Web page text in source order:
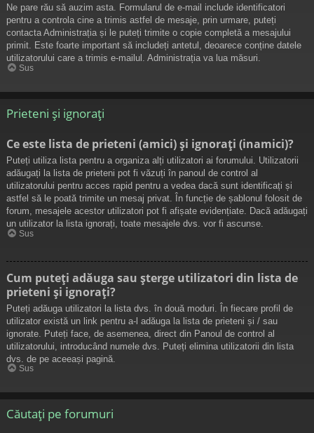
Ne pare rău să auzim asta. Formularul de e-mail include identificatori
pentru a controla cine a trimis astfel de mesaje, prin urmare, puteți
contacta Administrația și le puteți trimite o copie completă a mesajului
primit. Este foarte important să includeți antetul, deoarece conține datele
utilizatorului care a trimis e-mailul. Administrația va lua măsuri.
Sus
Prieteni și ignorați
Ce este lista de prieteni (amici) și ignorați (inamici)?
Puteți utiliza lista pentru a organiza alți utilizatori ai forumului. Utilizatorii
adăugați la lista de prieteni pot fi văzuți în panoul de control al
utilizatorului pentru acces rapid pentru a vedea dacă sunt identificați și
astfel să le poată trimite un mesaj privat. În funcție de șablonul folosit de
forum, mesajele acestor utilizatori pot fi afișate evidențiate. Dacă adăugați
un utilizator la lista ignorați, toate mesajele dvs. vor fi ascunse.
Sus
Cum puteți adăuga sau șterge utilizatori din lista de
prieteni și ignorați?
Puteți adăuga utilizatori la lista dvs. în două moduri. În fiecare profil de
utilizator există un link pentru a-l adăuga la lista de prieteni și / sau
ignorate. Puteți face, de asemenea, direct din Panoul de control al
utilizatorului, introducând numele dvs. Puteți elimina utilizatorii din lista
dvs. de pe aceeași pagină.
Sus
Căutați pe forumuri